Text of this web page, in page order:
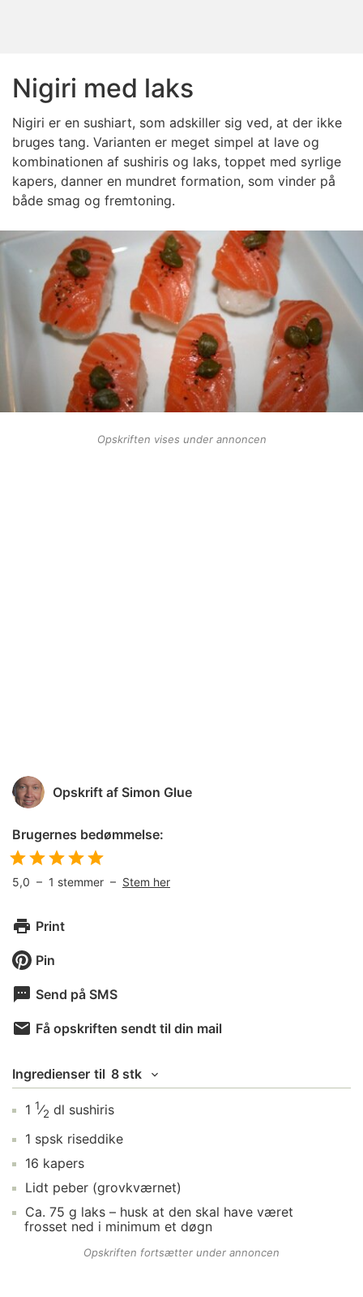
Nigiri med laks
Nigiri er en sushiart, som adskiller sig ved, at der ikke
bruges tang. Varianten er meget simpel at lave og
kombinationen af sushiris og laks, toppet med syrlige
kapers, danner en mundret formation, som vinder på
både smag og fremtoning.
Opskriften vises under annoncen
Opskrift af Simon Glue
Brugernes bedømmelse:
5,0 – 1 stemmer – Stem her
Print
Pin
Send på SMS
Få opskriften sendt til din mail
Ingredienser til 8 stk
1 1⁄2 dl sushiris
1 spsk riseddike
16 kapers
Lidt peber (grovkværnet)
Ca. 75 g laks – husk at den skal have været
frosset ned i minimum et døgn
Opskriften fortsætter under annoncen